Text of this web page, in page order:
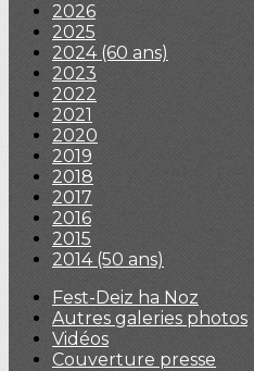
2026
2025
2024 (60 ans)
2023
2022
2021
2020
2019
2018
2017
2016
2015
2014 (50 ans)
Fest-Deiz ha Noz
Autres galeries photos
Vidéos
Couverture presse